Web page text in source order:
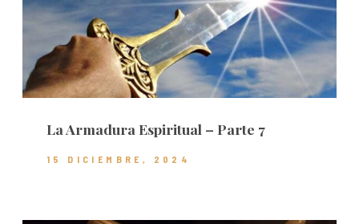
La Armadura Espiritual – Parte 7
15 DICIEMBRE, 2024